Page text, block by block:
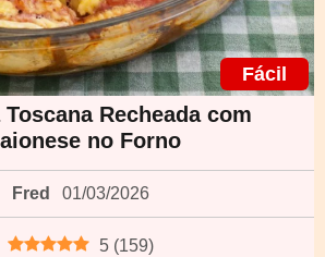
Fácil
Recheada com
no Forno
Fred 01/03/2026
5 (159)